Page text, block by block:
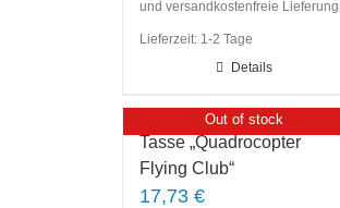
und versandkostenfreie Lieferung
Lieferzeit: 1-2 Tage
Details
Out of stock
Tasse „Quadrocopter
Flying Club“
17,73 €